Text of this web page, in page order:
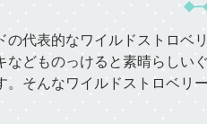
の代表的なワイルドストロベ
などものっけると素晴らしい
。そんなワイルドストロベリ